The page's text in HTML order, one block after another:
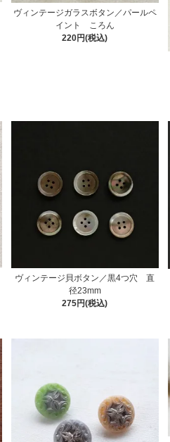
ヴィンテージガラスボタン／パールペ
イント ころん
220円(税込)
ヴィンテージ貝ボタン／黒4つ穴 直
径23mm
275円(税込)